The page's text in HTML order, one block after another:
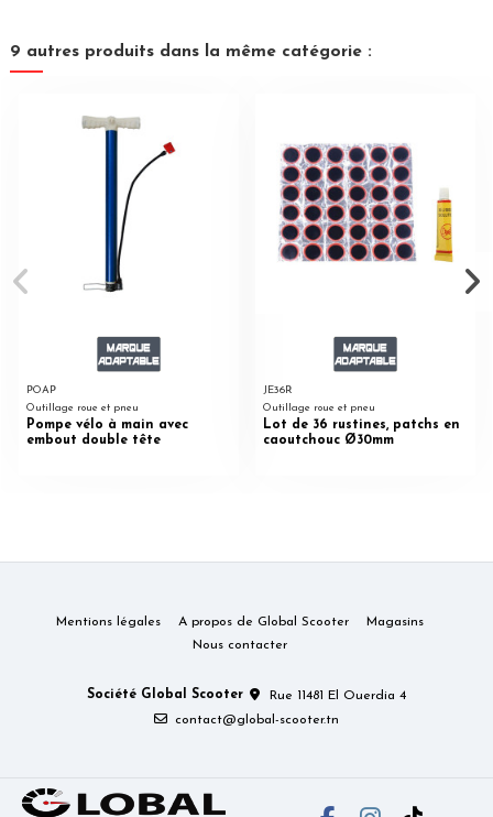
9 autres produits dans la même catégorie :
POAP
Outillage roue et pneu
Pompe vélo à main avec
embout double tête
JE36R
Outillage roue et pneu
Lot de 36 rustines, patchs en
caoutchouc Ø30mm
Mentions légales A propos de Global Scooter
Magasins
Nous contacter
Société Global Scooter
Rue 11481 El Ouerdia 4
contact@global-scooter.tn